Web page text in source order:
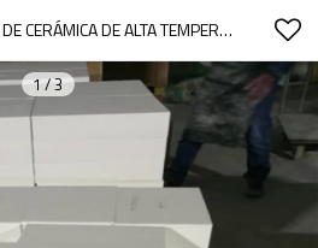
TABLERO DE FIBRA DE CERÁMICA DE ALTA TEMPERATURA 1600C PARA EL FORRO DEL HORNO
1 /3